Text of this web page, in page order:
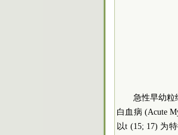
急性早幼粒
白血病 (Acute
以t (15; 17) 为